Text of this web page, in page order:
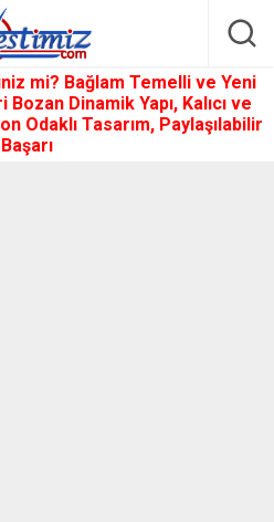
mi? Bağlam Temelli ve Yeni
Dinamik Yapı, Kalıcı ve
Odaklı Tasarım, Paylaşılabilir
Başarı